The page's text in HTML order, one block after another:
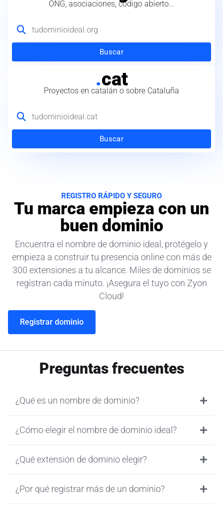
ONG, asociaciones, código abierto...
Buscar
.cat
Proyectos en catalán o sobre Cataluña
Buscar
REGISTRO RÁPIDO Y SEGURO
Tu marca empieza con un
buen dominio
Encuentra el nombre de dominio ideal, protégelo y
empieza a construir tu presencia online con más de
300 extensiones a tu alcance. Miles de dominios se
registran cada minuto. ¡Asegura el tuyo con Zyon
Cloud!
Registrar dominio
Preguntas frecuentes
¿Qué es un nombre de dominio?
¿Cómo elegir el nombre de dominio ideal?
¿Qué extensión de dominio elegir?
¿Por qué registrar más de un dominio?